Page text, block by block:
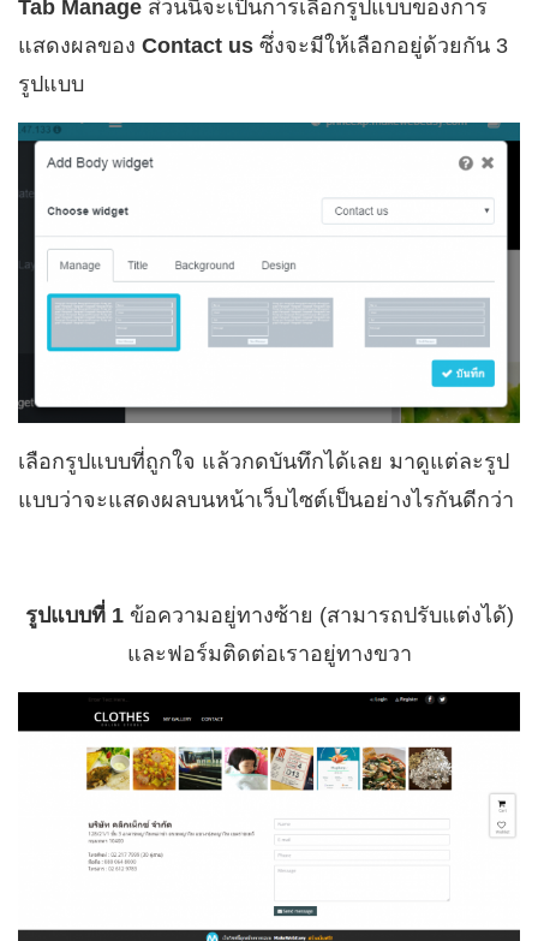
Tab Manage ส่วนนี้จะเป็นการเลือกรูปแบบของการ
แสดงผลของ Contact us ซึ่งจะมีให้เลือกอยู่ด้วยกัน 3
รูปแบบ
เลือกรูปแบบที่ถูกใจ แล้วกดบันทึกได้เลย มาดูแต่ละรูป
แบบว่าจะแสดงผลบนหน้าเว็บไซต์เป็นอย่างไรกันดีกว่า
รูปแบบที่ 1ข้อความอยู่ทางซ้าย (สามารถปรับแต่งได้)
และฟอร์มติดต่อเราอยู่ทางขวา